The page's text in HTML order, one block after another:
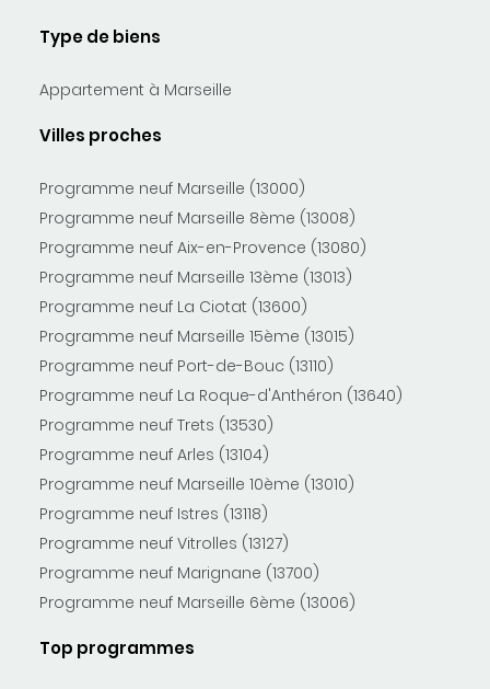
Type de biens
Appartement à Marseille
Villes proches
Programme neuf Marseille (13000)
Programme neuf Marseille 8ème (13008)
Programme neuf Aix-en-Provence (13080)
Programme neuf Marseille 13ème (13013)
Programme neuf La Ciotat (13600)
Programme neuf Marseille 15ème (13015)
Programme neuf Port-de-Bouc (13110)
Programme neuf La Roque-d'Anthéron (13640)
Programme neuf Trets (13530)
Programme neuf Arles (13104)
Programme neuf Marseille 10ème (13010)
Programme neuf Istres (13118)
Programme neuf Vitrolles (13127)
Programme neuf Marignane (13700)
Programme neuf Marseille 6ème (13006)
Top programmes